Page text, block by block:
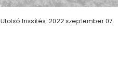
Utolsó frissítés: 2022 szeptember 07.